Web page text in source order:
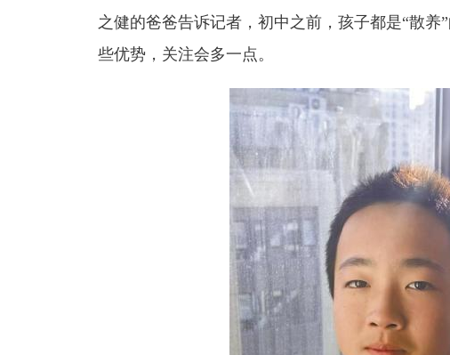
之健的爸爸告诉记者，初中之前，孩子都是“散
些优势，关注会多一点。